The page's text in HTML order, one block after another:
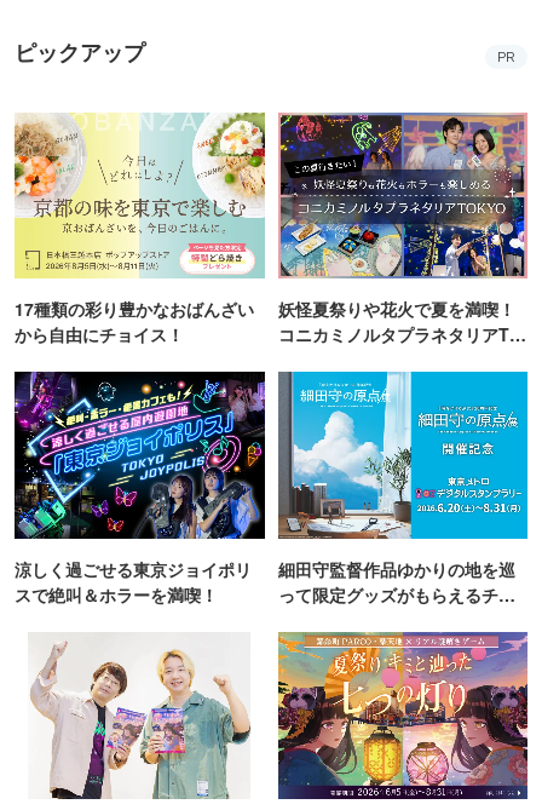
ピックアップ PR
17種類の彩り豊かなおばんざい
から自由にチョイス！
妖怪夏祭りや花火で夏を満喫！
コニカミノルタプラネタリアTO
涼しく過ごせる東京ジョイポリ
スで絶叫＆ホラーを満喫！
細田守監督作品ゆかりの地を巡
って限定グッズがもらえるチャ